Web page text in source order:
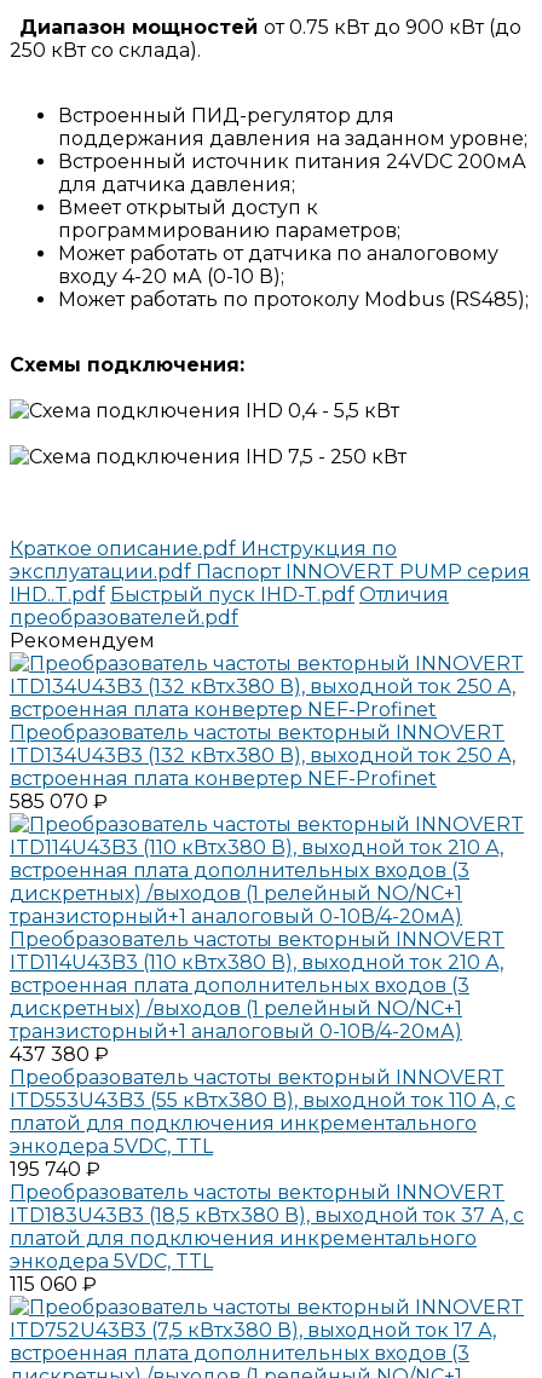
Диапазон мощностей от 0.75 кВт до 900 кВт (до
250 кВт со склада).
Встроенный ПИД-регулятор для
поддержания давления на заданном уровне;
Встроенный источник питания 24VDC 200мА
для датчика давления;
Вмеет открытый доступ к
программированию параметров;
Может работать от датчика по аналоговому
входу 4-20 мА (0-10 В);
Может работать по протоколу Modbus (RS485);
Схемы подключения:
Краткое описание.pdf Инструкция по
эксплуатации.pdf Паспорт INNOVERT PUMP серия
IHD..T.pdf Быстрый пуск IHD-T.pdf Отличия
преобразователей.pdf
Рекомендуем
Преобразователь частоты векторный INNOVERT
ITD134U43B3 (132 кВтx380 В), выходной ток 250 А,
встроенная плата конвертер NEF-Profinet
585 070 ₽
Преобразователь частоты векторный INNOVERT
ITD114U43B3 (110 кВтx380 В), выходной ток 210 А,
встроенная плата дополнительных входов (3
дискретных) /выходов (1 релейный NO/NC+1
транзисторный+1 аналоговый 0-10В/4-20мА)
437 380 ₽
Преобразователь частоты векторный INNOVERT
ITD553U43B3 (55 кВтx380 В), выходной ток 110 А, с
платой для подключения инкрементального
энкодера 5VDC, TTL
195 740 ₽
Преобразователь частоты векторный INNOVERT
ITD183U43B3 (18,5 кВтx380 В), выходной ток 37 А, с
платой для подключения инкрементального
энкодера 5VDC, TTL
115 060 ₽